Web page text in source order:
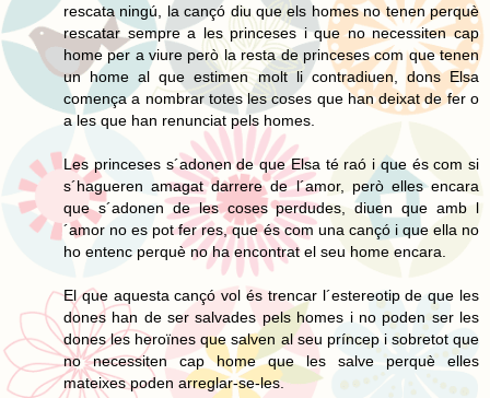
rescata ningú, la cançó diu que els homes no tenen perquè
rescatar sempre a les princeses i que no necessiten cap
home per a viure però la resta de princeses com que tenen
un home al que estimen molt li contradiuen, dons Elsa
comença a nombrar totes les coses que han deixat de fer o
a les que han renunciat pels homes.
Les princeses s´adonen de que Elsa té raó i que és com si
s´hagueren amagat darrere de l´amor, però elles encara
que s´adonen de les coses perdudes, diuen que amb l
´amor no es pot fer res, que és com una cançó i que ella no
ho entenc perquè no ha encontrat el seu home encara.
El que aquesta cançó vol és trencar l´estereotip de que les
dones han de ser salvades pels homes i no poden ser les
dones les heroïnes que salven al seu príncep i sobretot que
no necessiten cap home que les salve perquè elles
mateixes poden arreglar-se-les.